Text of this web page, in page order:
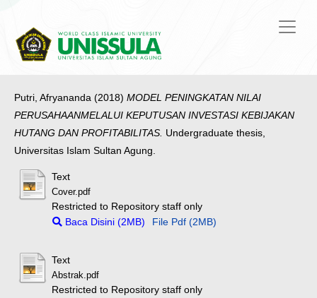
Putri, Afryananda (2018) MODEL PENINGKATAN NILAI
PERUSAHAANMELALUI KEPUTUSAN INVESTASI KEBIJAKAN
HUTANG DAN PROFITABILITAS. Undergraduate thesis,
Universitas Islam Sultan Agung.
Text
Cover.pdf
Restricted to Repository staff only
Baca Disini (2MB)
File Pdf (2MB)
Text
Abstrak.pdf
Restricted to Repository staff only